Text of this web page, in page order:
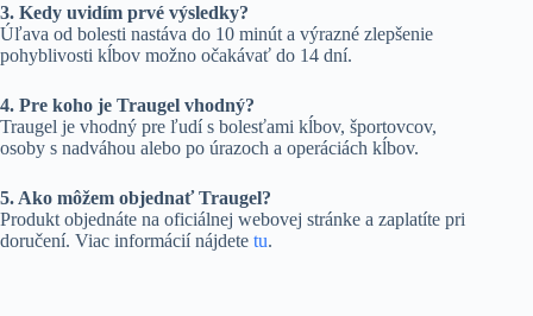
3. Kedy uvidím prvé výsledky?
Úľava od bolesti nastáva do 10 minút a výrazné zlepšenie
pohyblivosti kĺbov možno očakávať do 14 dní.
4. Pre koho je Traugel vhodný?
Traugel je vhodný pre ľudí s bolesťami kĺbov, športovcov,
osoby s nadváhou alebo po úrazoch a operáciách kĺbov.
5. Ako môžem objednať Traugel?
Produkt objednáte na oficiálnej webovej stránke a zaplatíte pri
doručení. Viac informácií nájdete tu.